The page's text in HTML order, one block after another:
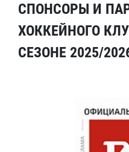
СПОНСОРЫ И
ХОККЕЙНОГО
СЕЗОНЕ 2025/